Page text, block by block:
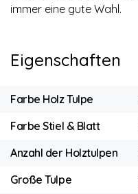
immer eine gute Wahl.
Eigenschaften
Farbe Holz Tulpe
Farbe Stiel & Blatt
Anzahl der Holztulpen
Große Tulpe